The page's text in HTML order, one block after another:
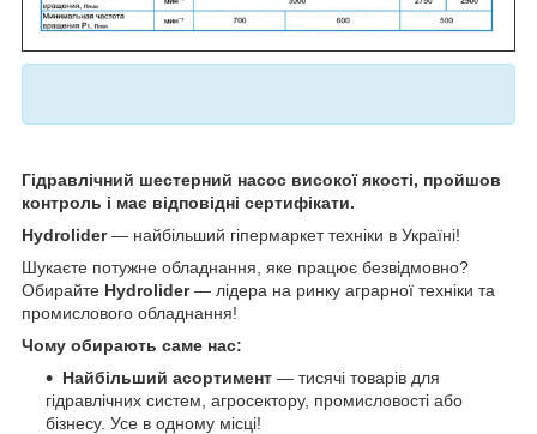
Гідравлічний шестерний насос високої якості, пройшов
контроль і має відповідні сертифікати.
Hydrolider— найбільший гіпермаркет техніки в Україні!
Шукаєте потужне обладнання, яке працює безвідмовно?
Обирайте Hydrolider— лідера на ринку аграрної техніки та
промислового обладнання!
Чому обирають саме нас:
Найбільший асортимент — тисячі товарів для
гідравлічних систем, агросектору, промисловості або
бізнесу. Усе в одному місці!